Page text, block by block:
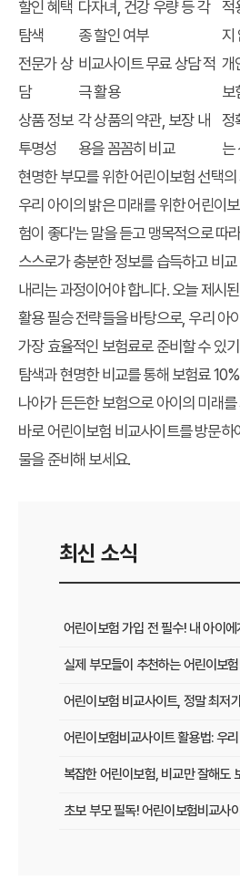
할인 혜택
탐색
다자녀, 건강 우량 등 각
종 할인 여부
적
지
전문가 상
담
비교사이트 무료 상담 적
극 활용
개
보
상품 정보
투명성
각 상품의 약관, 보장 내
용을 꼼꼼히 비교
정
는
현명한 부모를 위한 어린이보험 선택의
우리 아이의 밝은 미래를 위한 어린이
험이 좋다'는 말을 듣고 맹목적으로 따
스스로가 충분한 정보를 습득하고 비
내리는 과정이어야 합니다. 오늘 제시된
활용 필승 전략들을 바탕으로, 우리 아
가장 효율적인 보험료로 준비할 수 있
탐색과 현명한 비교를 통해 보험료
나아가 든든한 보험으로 아이의 미래
바로 어린이보험 비교사이트를 방문하
물을 준비해 보세요.
최신 소식